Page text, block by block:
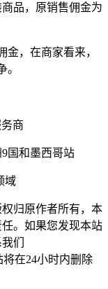
品，原销售佣金为
，在商家看来，
。
商
国和墨西哥站
域
归原作者所有，本
。如果您发现本站
们
将在24小时内删除